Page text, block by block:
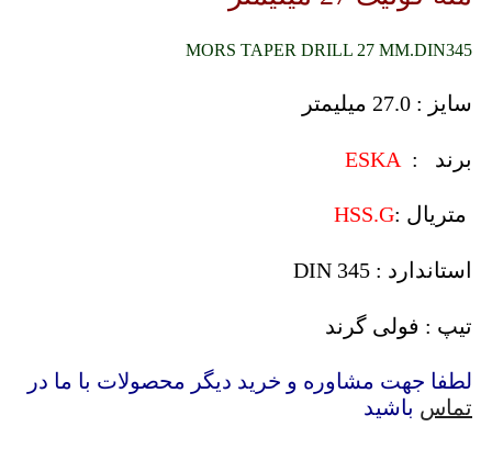
MORS TAPER DRILL 27 MM.DIN345
سایز : 27.0 میلیمتر
برند :
متریال :HSS.G
استاندارد : DIN 345
تیپ : فولی گرند
لطفا جهت مشاوره و خرید دیگر محصولات با ما در
تماس باشید